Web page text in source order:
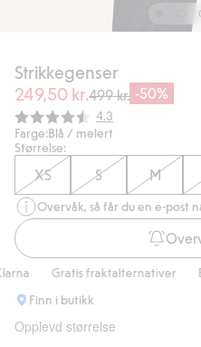
Strikkegenser
249,50 kr.499 kr. -50%
4.3
Farge:Blå / melert
Størrelse:
XS S M
Overvåk, så får du en e-post
Gratis fraktalternativer
Finn i butikk
Opplevd størrelse